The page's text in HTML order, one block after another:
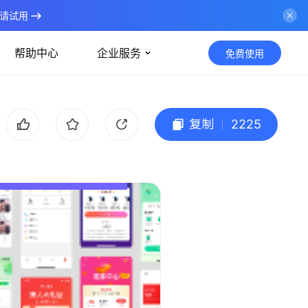
试用
帮助中心 企业服务 免费使用
复制 2225